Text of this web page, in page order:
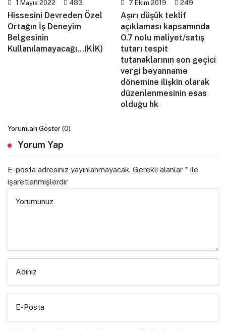
1 Mayıs 2022 483
Hissesini Devreden Özel
Ortağın İş Deneyim
Belgesinin
Kullanılamayacağı…(KİK)
7 Ekim 2019 249
Aşırı düşük teklif
açıklaması kapsamında
O.7 nolu maliyet/satış
tutarı tespit
tutanaklarının son geçici
vergi beyanname
dönemine ilişkin olarak
düzenlenmesinin esas
olduğu hk
Yorumları Göster (0)
Yorum Yap
E-posta adresiniz yayınlanmayacak. Gerekli alanlar * ile
işaretlenmişlerdir
Yorumunuz
Adınız
E-Posta